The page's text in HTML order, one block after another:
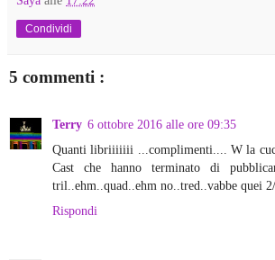
Condividi
5 commenti :
Terry 6 ottobre 2016 alle ore 09:35
Quanti libriiiiiii ...complimenti.... W la
Cast che hanno terminato di
tril..ehm..quad..ehm no..tred..vabbe quei
Rispondi